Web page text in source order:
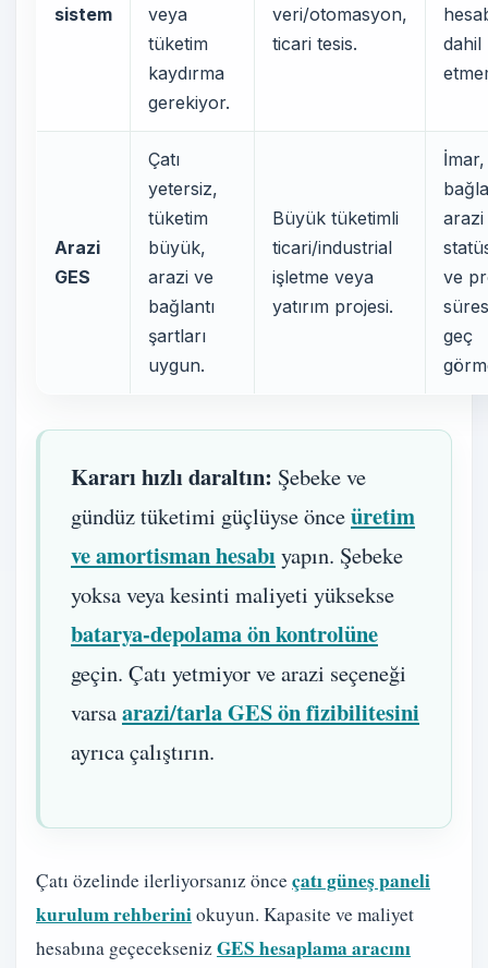
sistem
veya
tüketim
kaydırma
gerekiyor.
veri/otomasyon,
ticari tesis.
dahil
Arazi
GES
Çatı
yetersiz,
tüketim
büyük,
arazi ve
bağlantı
şartları
uygun.
Büyük tüketimli
ticari/industrial
işletme veya
yatırım projesi.
İmar,
arazi
ve
geç
Kararı hızlı daraltın: Şebeke ve
gündüz tüketimi güçlüyse önceüretim
ve amortisman hesabıyapın. Şebeke
yoksa veya kesinti maliyeti yüksekse
batarya-depolama ön kontrolüne
geçin. Çatı yetmiyor ve arazi seçeneği
varsaarazi/tarla GES ön fizibilitesini
ayrıca çalıştırın.
Çatı özelinde ilerliyorsanız önceçatı güneş paneli
kurulum rehberiniokuyun. Kapasite ve maliyet
hesabına geçeceksenizGES hesaplama aracını